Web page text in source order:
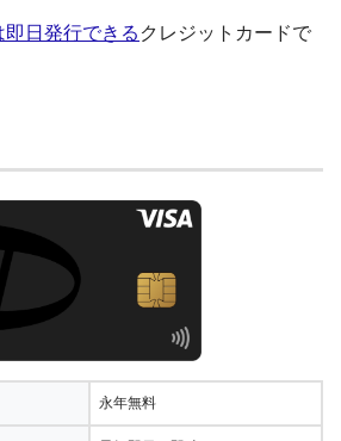
日発行できる クレジットカードで
永年無料